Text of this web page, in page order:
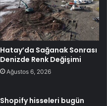
Hatay’da Sağanak Sonrası
Denizde Renk Değişimi
Ağustos 6, 2026
Shopify hisseleri bugün